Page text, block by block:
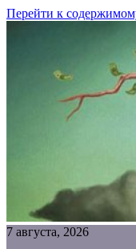
Перейти к
7 августа, 2026